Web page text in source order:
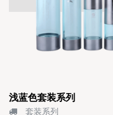
浅蓝色套装系列
套装系列